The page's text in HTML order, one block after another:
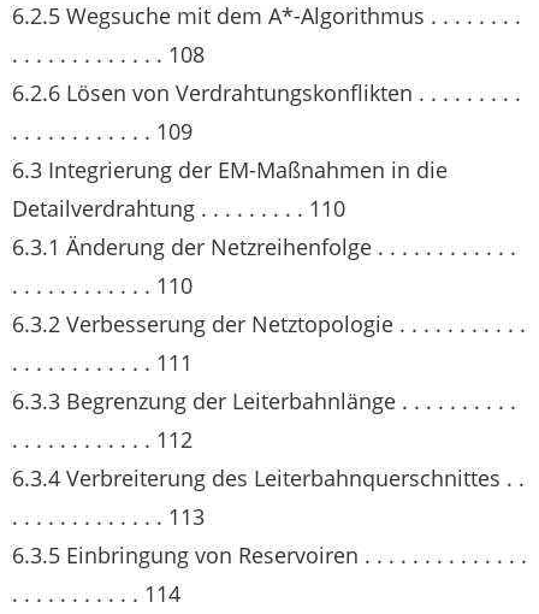
6.2.5 Wegsuche mit dem A*-Algorithmus . . . . . . . .
. . . . . . . . . . . . . 108
6.2.6 Lösen von Verdrahtungskonflikten . . . . . . . . .
. . . . . . . . . . . . 109
6.3 Integrierung der EM-Maßnahmen in die
Detailverdrahtung . . . . . . . . . 110
6.3.1 Änderung der Netzreihenfolge . . . . . . . . . . . .
. . . . . . . . . . . . 110
6.3.2 Verbesserung der Netztopologie . . . . . . . . . . .
. . . . . . . . . . . . 111
6.3.3 Begrenzung der Leiterbahnlänge . . . . . . . . . .
. . . . . . . . . . . . 112
6.3.4 Verbreiterung des Leiterbahnquerschnittes . .
. . . . . . . . . . . . . 113
6.3.5 Einbringung von Reservoiren . . . . . . . . . . . . . .
. . . . . . . . . . . 114